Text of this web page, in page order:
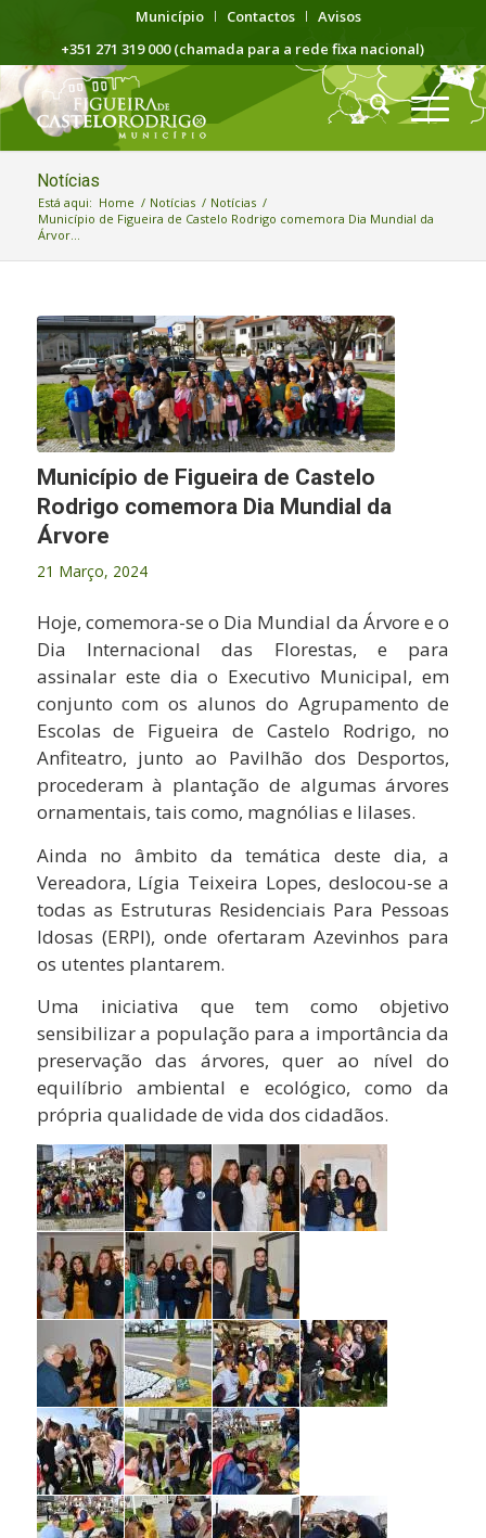
Município Contactos
Avisos
+351 271 319 000 (chamada para a rede fixa nacional)
Notícias
Está aqui: Home / Notícias / Notícias /
Município de Figueira de Castelo Rodrigo comemora Dia Mundial da
Árvor...
Município de Figueira de Castelo
Rodrigo comemora Dia Mundial da
Árvore
21 Março, 2024
Hoje, comemora-se o Dia Mundial da Árvore e o
Dia Internacional das Florestas, e para
assinalar este dia o Executivo Municipal, em
conjunto com os alunos do Agrupamento de
Escolas de Figueira de Castelo Rodrigo, no
Anfiteatro, junto ao Pavilhão dos Desportos,
procederam à plantação de algumas árvores
ornamentais, tais como, magnólias e lilases.
Ainda no âmbito da temática deste dia, a
Vereadora, Lígia Teixeira Lopes, deslocou-se a
todas as Estruturas Residenciais Para Pessoas
Idosas (ERPI), onde ofertaram Azevinhos para
os utentes plantarem.
Uma iniciativa que tem como objetivo
sensibilizar a população para a importância da
preservação das árvores, quer ao nível do
equilíbrio ambiental e ecológico, como da
própria qualidade de vida dos cidadãos.